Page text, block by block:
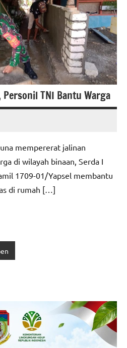
TNI Bantu Warga
mempererat jalinan
di wilayah binaan, Serda I
1709-01/Yapsel membantu
di rumah […]